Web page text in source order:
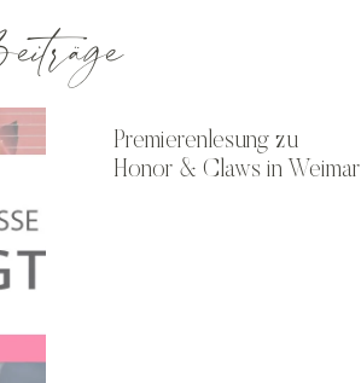
Premierenlesung zu
Honor & Claws in Weimar